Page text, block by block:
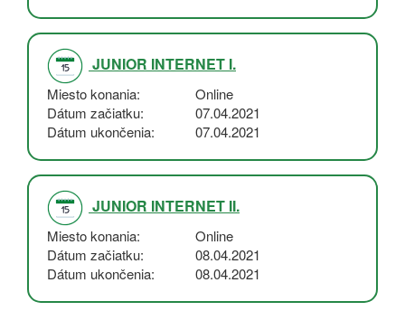
JUNIOR INTERNET I.
Miesto konania
Online
Dátum začiatku
07.04.2021
Dátum ukončenia
07.04.2021
JUNIOR INTERNET II.
Miesto konania
Online
Dátum začiatku
08.04.2021
Dátum ukončenia
08.04.2021